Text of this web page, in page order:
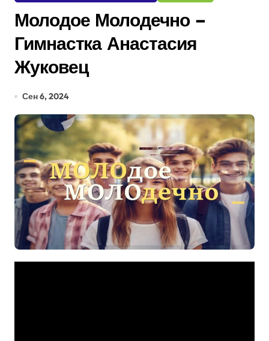
Молодое Молодечно –
Гимнастка Анастасия
Жуковец
Сен 6, 2024